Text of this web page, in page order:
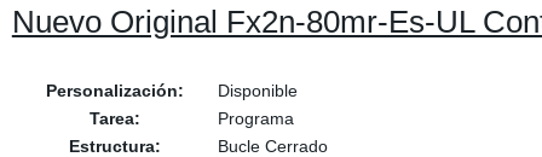
Nuevo Original Fx2n-80mr-Es-UL
Personalización:
Disponible
Tarea:
Programa
Estructura:
Bucle Cerrado